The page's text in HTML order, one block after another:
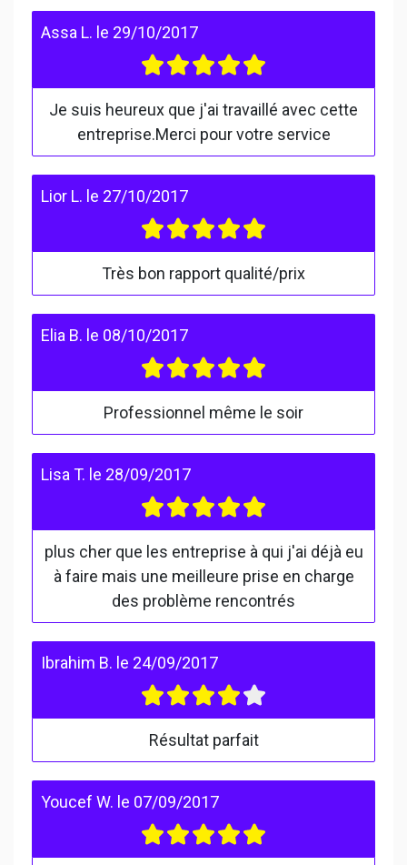
Assa L. le 29/10/2017
Je suis heureux que j'ai travaillé avec cette
entreprise.Merci pour votre service
Lior L. le 27/10/2017
Très bon rapport qualité/prix
Elia B. le 08/10/2017
Professionnel même le soir
Lisa T. le 28/09/2017
plus cher que les entreprise à qui j'ai déjà eu
à faire mais une meilleure prise en charge
des problème rencontrés
Ibrahim B. le 24/09/2017
Résultat parfait
Youcef W. le 07/09/2017